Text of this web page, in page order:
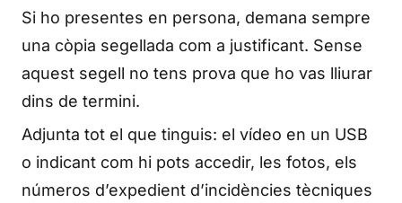
Si ho presentes en persona, demana sempre
una còpia segellada com a justificant. Sense
aquest segell no tens prova que ho vas lliurar
dins de termini.
Adjunta tot el que tinguis: el vídeo en un USB
o indicant com hi pots accedir, les fotos, els
números d’expedient d’incidències tècniques